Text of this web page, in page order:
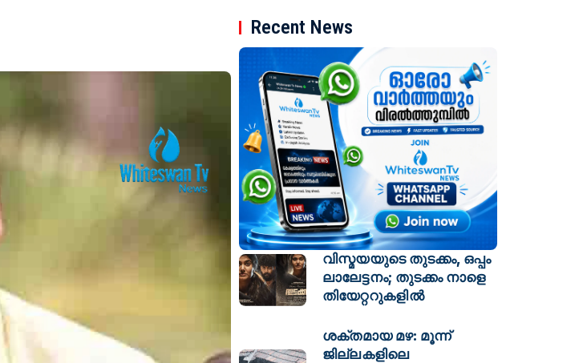
Recent News
വിസ്മയയുടെ തുടക്കം, ഒപ്പം
ലാലേട്ടനം; തുടക്കം നാളെ
തിയേറ്ററുകളിൽ
ശക്തമായ മഴ: മൂന്ന്
ജില്ലകളിലെ